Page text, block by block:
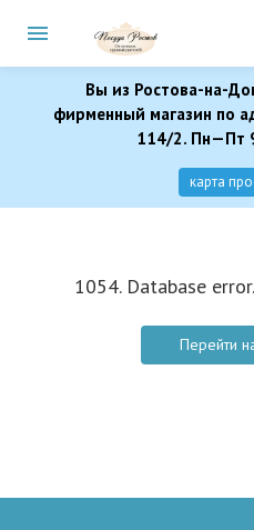
Вы из Ростова-на-
фирменный магазин по
114/2. Пн—Пт
карта
1054. Database
Перейти